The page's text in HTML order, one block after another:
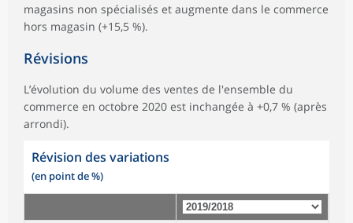
magasins non spécialisés et augmente dans le commerce
hors magasin (+15,5 %).
Révisions
L’évolution du volume des ventes de l'ensemble du
commerce en octobre 2020 est inchangée à +0,7 % (après
arrondi).
Révision des variations
(en point de %)